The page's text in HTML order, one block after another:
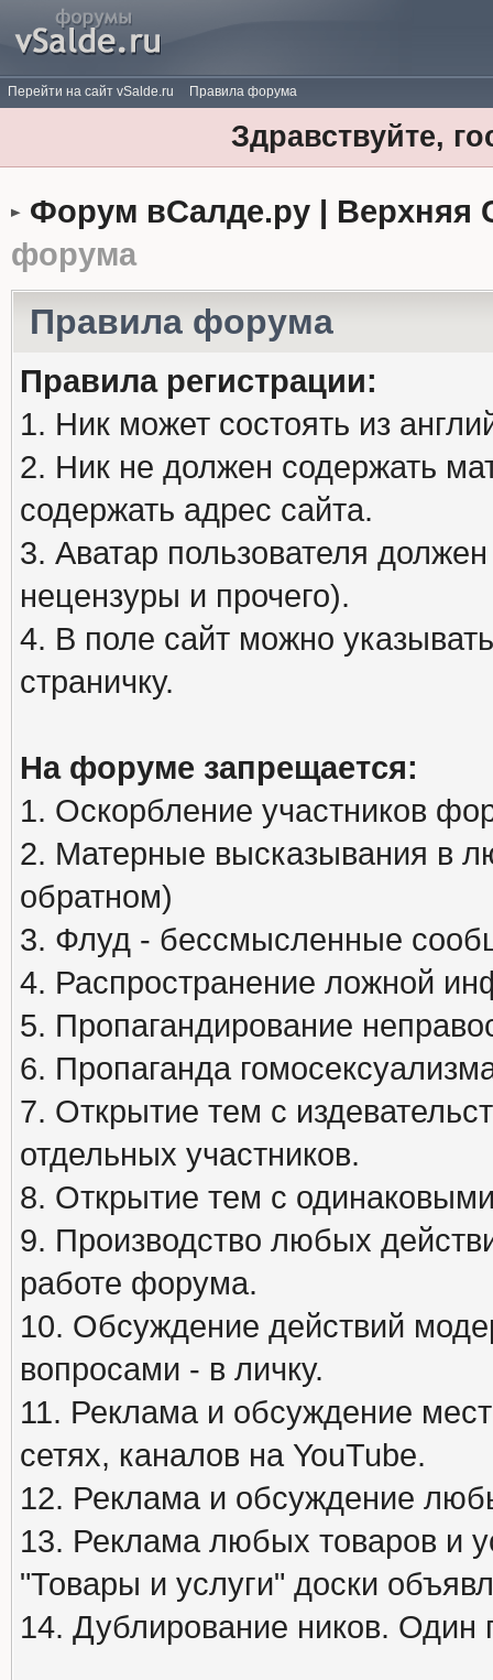
Перейти на сайт vSalde.ru Правила форума
Здравствуйте,
Форум вСалде.ру | Верхняя
форума
Правила форума
Правила регистрации:
1. Ник может состоять из
2. Ник не должен содержать
содержать адрес сайта.
3. Аватар пользователя
нецензуры и прочего).
4. В поле сайт можно
страничку.
На форуме запрещается:
1. Оскорбление участников
2. Матерные высказывания в
обратном)
3. Флуд - бессмысленные
4. Распространение ложной
5. Пропагандирование
6. Пропаганда
7. Открытие тем с
отдельных участников.
8. Открытие тем с
9. Производство любых
работе форума.
10. Обсуждение действий
вопросами - в личку.
11. Реклама и обсуждение
сетях, каналов на YouTube.
12. Реклама и обсуждение
13. Реклама любых товаров и
"Товары и услуги" доски
14. Дублирование ников. Один